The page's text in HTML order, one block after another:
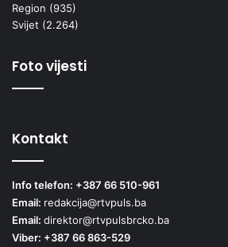
Region (935)
Svijet (2.264)
Foto vijesti
Kontakt
Info telefon: +387 66 510-961
Email: redakcija@rtvpuls.ba
Email: direktor@rtvpulsbrcko.ba
Viber: +387 66 863-529